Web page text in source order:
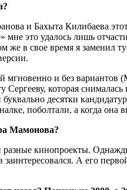
и Бахыта Килибаева
это удалось лишь
же в свое время я
и без
которая
десятки
поболтали, а когда
Мамонова?
кинопроекты.
А его